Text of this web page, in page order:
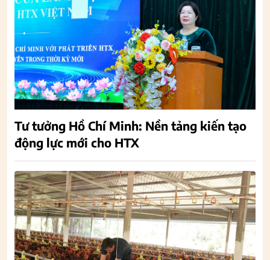
Tư tưởng Hồ Chí Minh: Nền tảng kiến tạo
động lực mới cho HTX